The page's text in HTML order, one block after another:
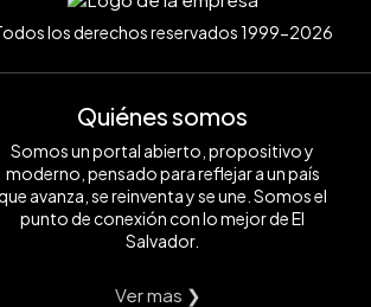
los derechos reservados 1999-2026
Quiénes somos
Somos un portal abierto, propositivo y
moderno, pensado para reflejar a un país
avanza, se reinventa y se une. Somos el
punto de conexión con lo mejor de El
Salvador.
Ver mas ❯